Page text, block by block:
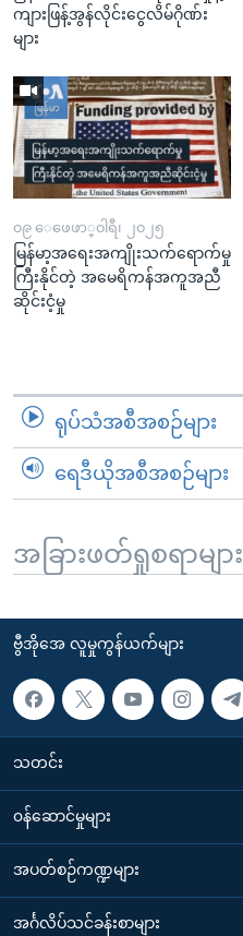
ကျားဖြန့်အွန်လိုင်းငွေလိမ်ဂိုဏ်း
များ
၀၉ ေဖေဖာ္၀ါရီ၊ ၂၀၂၅
မြန်မာ့အရေးအကျိုးသက်ရောက်မှု
ကြီးနိုင်တဲ့ အမေရိကန်အကူအညီ
ဆိုင်းငံ့မှု
ရုပ်သံအစီအစဉ်များ
ရေဒီယိုအစီအစဉ်များ
အခြားဖတ်ရှုစရာများ
ဗွီအိုအေ လူမှုကွန်ယက်များ
သတင်း
၀န်ဆောင်မှုများ
အပတ်စဉ်ကဏ္ဍများ
အင်္ဂလိပ်သင်ခန်းစာများ